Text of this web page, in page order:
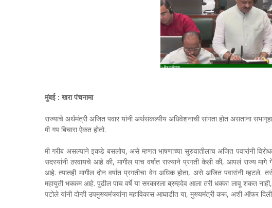
मुंबई : खरा पंचनामा
राज्याचे अर्थमंत्री अजित पवार यांनी अर्थसंकल्पीय अधिवेशनाची सांगता होत असताना
मी गप बिचारा ऐकत होतो.
मी गरीब असल्याने इकडे बसलोय, असे म्हणत भाषणाच्या सुरुवातीलाच अजित पवारांनी
सदस्यांनी ठरवायचे आहे की, मागील पाच वर्षात राज्याने प्रगती केली की, आपलं राज्य
आहे. त्यातही मागील दोन वर्षात प्रगतीचा वेग अधिक होता, असे अजित पवारांनी
महायुती भक्कम आहे. पुढील पाच वर्षे या सरकारला ब्रम्हदेव आला तरी धक्का लावू शकत
पटोले यांनी दोन्ही उपमुख्यमंत्र्यांना महाविकास आघाडीत या, मुख्यमंत्री करू, अशी ऑफर दिली